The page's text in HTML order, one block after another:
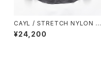
CAYL / STRETCH NYLON H
IKER SHIRTS（GREY）
¥24,200